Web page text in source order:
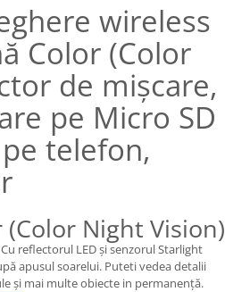
wireless
Color (Color
de mișcare,
pe Micro SD
telefon,
Night Vision)
reflectorul LED și senzorul Starlight
apusul soarelui. Puteti vedea detalii
și mai multe obiecte in permanență.